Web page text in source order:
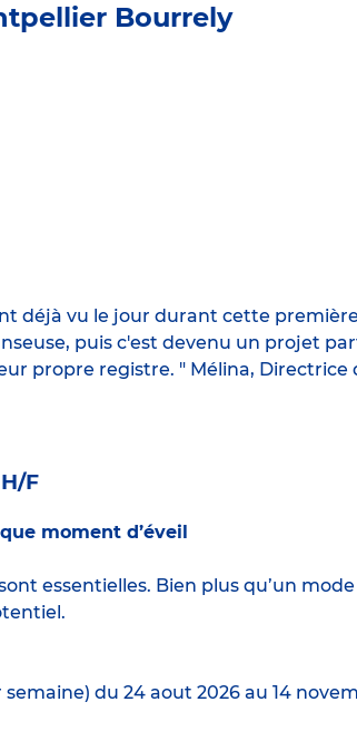
Bourrely
déjà vu le jour durant cette
puis c'est devenu un projet
propre registre. " Mélina,
F
moment d’éveil
essentielles. Bien plus qu’un
du 24 aout 2026 au 14